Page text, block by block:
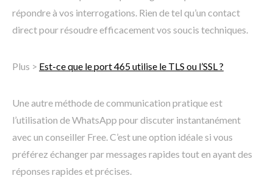
répondre à vos interrogations. Rien de tel qu’un contact
direct pour résoudre efficacement vos soucis techniques.
Plus > Est-ce que le port 465 utilise le TLS ou l’SSL ?
Une autre méthode de communication pratique est
l’utilisation de WhatsApp pour discuter instantanément
avec un conseiller Free. C’est une option idéale si vous
préférez échanger par messages rapides tout en ayant des
réponses rapides et précises.